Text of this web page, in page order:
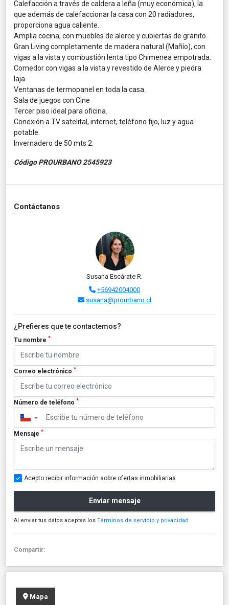
Calefacción a través de caldera a leña (muy económica), la
que además de calefaccionar la casa con 20 radiadores,
proporciona agua caliente.
Amplia cocina, con muebles de alerce y cubiertas de granito.
Gran Living completamente de madera natural (Mañío), con
vigas a la vista y combustión lenta tipo Chimenea empotrada.
Comedor con vigas a la vista y revestido de Alerce y piedra
laja.
Ventanas de termopanel en toda la casa.
Sala de juegos con Cine
Tercer piso ideal para oficina.
Conexión a TV satelital, internet, teléfono fijo, luz y agua
potable.
Invernadero de 50 mts 2.
Código PROURBANO 2545923
Contáctanos
Susana Escárate R.
+56942004000
susana@prourbano.cl
¿Prefieres que te contactemos?
Tu nombre *
Correo electrónico *
Número de teléfono *
▼
Mensaje *
Acepto recibir información sobre ofertas inmobiliarias
Enviar mensaje
Al enviar tus datos aceptas los Términos de servicio y privacidad
Compartir:
Mapa